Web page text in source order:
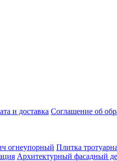
и доставка Соглашение об
огнеупорный Плитка
Архитектурный фасадный